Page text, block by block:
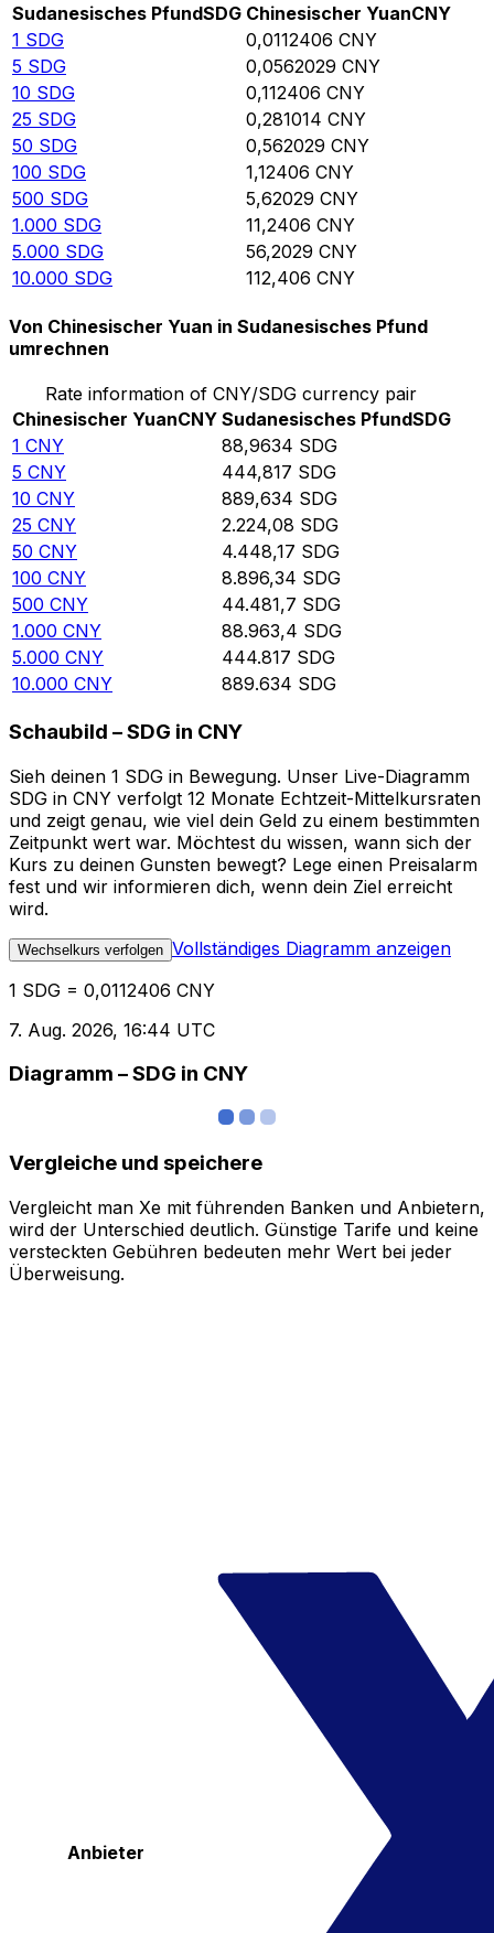
Sudanesisches PfundSDG Chinesischer YuanCNY
1 SDG 0,0112406 CNY
5 SDG 0,0562029 CNY
10 SDG 0,112406 CNY
25 SDG 0,281014 CNY
50 SDG 0,562029 CNY
100 SDG 1,12406 CNY
500 SDG 5,62029 CNY
1.000 SDG 11,2406 CNY
5.000 SDG 56,2029 CNY
10.000 SDG 112,406 CNY
Von Chinesischer Yuan in Sudanesisches Pfund
umrechnen
Rate information of CNY/SDG currency pair
Chinesischer YuanCNY Sudanesisches PfundSDG
1 CNY 88,9634 SDG
5 CNY 444,817 SDG
10 CNY 889,634 SDG
25 CNY 2.224,08 SDG
50 CNY 4.448,17 SDG
100 CNY 8.896,34 SDG
500 CNY 44.481,7 SDG
1.000 CNY 88.963,4 SDG
5.000 CNY 444.817 SDG
10.000 CNY 889.634 SDG
Schaubild – SDG in CNY
Sieh deinen 1 SDG in Bewegung. Unser Live-Diagramm
SDG in CNY verfolgt 12 Monate Echtzeit-Mittelkursraten
und zeigt genau, wie viel dein Geld zu einem bestimmten
Zeitpunkt wert war. Möchtest du wissen, wann sich der
Kurs zu deinen Gunsten bewegt? Lege einen Preisalarm
fest und wir informieren dich, wenn dein Ziel erreicht
wird.
Wechselkurs verfolgen Vollständiges Diagramm anzeigen
1 SDG = 0,0112406 CNY
7. Aug. 2026, 16:44 UTC
Diagramm – SDG in CNY
Vergleiche und speichere
Vergleicht man Xe mit führenden Banken und Anbietern,
wird der Unterschied deutlich. Günstige Tarife und keine
versteckten Gebühren bedeuten mehr Wert bei jeder
Überweisung.
Anbieter